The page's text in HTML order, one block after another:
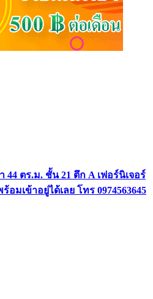
ตร.ม. ชั้น 21 ตึก A เฟอร์นิเจอร์
มเข้าอยู่ได้เลย โทร 0974563645